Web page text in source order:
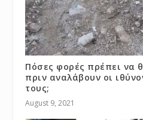
Πόσες φορές πρέπει να
πριν αναλάβουν οι
τους;
August 9, 2021